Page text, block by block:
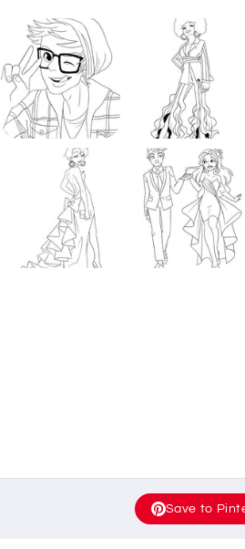
Save to